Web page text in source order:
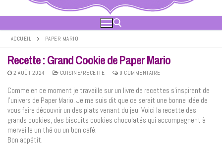
Rechercher :
ACCUEIL PAPER MARIO
Recette : Grand Cookie de Paper Mario
2 AOÛT 2024 CUISINE/RECETTE 0 COMMENTAIRE
Comme en ce moment je travaille sur un livre de recettes s’inspirant de
l’univers de Paper Mario. Je me suis dit que ce serait une bonne idée de
vous faire découvrir un des plats venant du jeu. Voici la recette des
grands cookies, des biscuits cookies chocolatés qui accompagnent à
merveille un thé ou un bon café.
Bon appétit.